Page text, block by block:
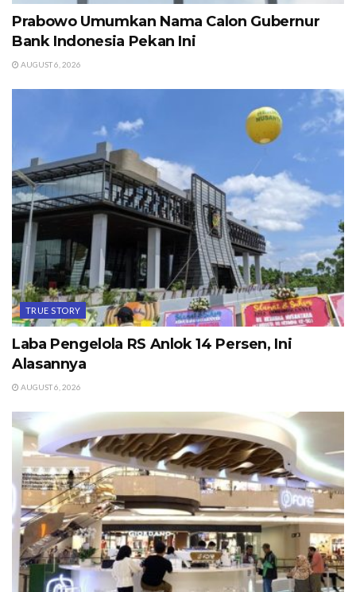
Prabowo Umumkan Nama Calon Gubernur
Bank Indonesia Pekan Ini
AUGUST 6, 2026
TRUE STORY
Laba Pengelola RS Anlok 14 Persen, Ini
Alasannya
AUGUST 6, 2026